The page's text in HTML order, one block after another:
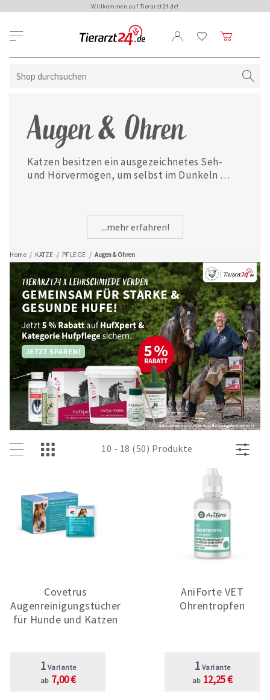
Willkommen auf Tierarzt24.de!
Home / KATZE / PFLEGE / Augen & Ohren
Augen & Ohren
Katzen besitzen ein ausgezeichnetes Seh-
und Hörvermögen, um selbst im Dunkeln
der Augen sowie Ohrenverschmutzungen oder
-entzündungen optimal versorgt wird, finden
Sie hier passende Augen- und
Ohrenpflegemittel.
...mehr erfahren!
10 - 18 (50) Produkte
Covetrus
Augenreinigungstücher
für Hunde und Katzen
1 Variante
ab 7,00 €
AniForte VET
Ohrentropfen
1 Variante
ab 12,25 €